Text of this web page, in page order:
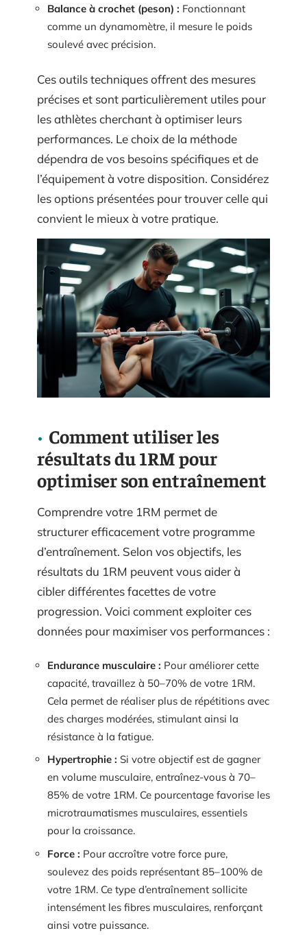
Balance à crochet (peson) : Fonctionnant
comme un dynamomètre, il mesure le poids
soulevé avec précision.
Ces outils techniques offrent des mesures
précises et sont particulièrement utiles pour
les athlètes cherchant à optimiser leurs
performances. Le choix de la méthode
dépendra de vos besoins spécifiques et de
l’équipement à votre disposition. Considérez
les options présentées pour trouver celle qui
convient le mieux à votre pratique.
Comment utiliser les
résultats du 1RM pour
optimiser son entraînement
Comprendre votre 1RM permet de
structurer efficacement votre programme
d’entraînement. Selon vos objectifs, les
résultats du 1RM peuvent vous aider à
cibler différentes facettes de votre
progression. Voici comment exploiter ces
données pour maximiser vos performances :
Endurance musculaire : Pour améliorer cette
capacité, travaillez à 50–70% de votre 1RM.
Cela permet de réaliser plus de répétitions avec
des charges modérées, stimulant ainsi la
résistance à la fatigue.
Hypertrophie : Si votre objectif est de gagner
en volume musculaire, entraînez-vous à 70–
85% de votre 1RM. Ce pourcentage favorise les
microtraumatismes musculaires, essentiels
pour la croissance.
Force : Pour accroître votre force pure,
soulevez des poids représentant 85–100% de
votre 1RM. Ce type d’entraînement sollicite
intensément les fibres musculaires, renforçant
ainsi votre puissance.